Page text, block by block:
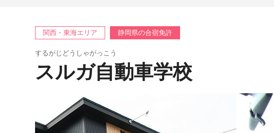
関西・東海エリア 静岡県の合宿免許
するがじどうしゃがっこう
スルガ自動車学校